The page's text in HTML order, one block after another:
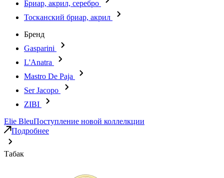
Бриар, акрил, серебро
Тосканский бриар, акрил
Бренд
Gasparini
L'Anatra
Mastro De Paja
Ser Jacopo
ZIBI
Elie BleuПоступление новой коллелкции
Подробнее
Табак